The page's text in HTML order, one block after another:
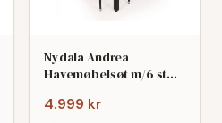
Nydala Andrea
Havemøbelsøt m/6 stole
grø/Sort
4.999 kr